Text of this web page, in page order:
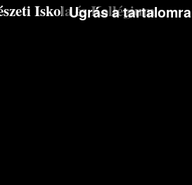
Ugrás a tartalomra
Iskola és Kollégium